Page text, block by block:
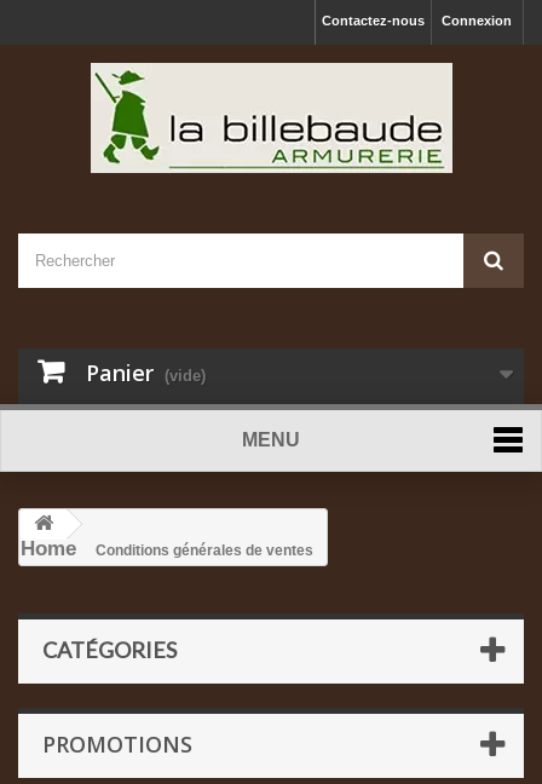
Connexion
Contactez-nous
Panier (vide)
MENU
Home Conditions générales de ventes
CATÉGORIES
PROMOTIONS